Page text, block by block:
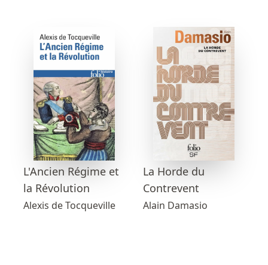
L'Ancien Régime et
la Révolution
Alexis de Tocqueville
La Horde du
Contrevent
Alain Damasio